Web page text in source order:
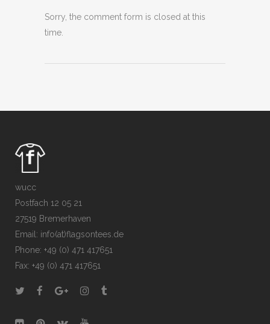
Sorry, the comment form is closed at this
time.
wucc
Postfach 12 05 21
27519 Bremerhaven
Email: info(at)flagsontees.de
Phone: +49 (0) 471 417651
Fax: +49 (0) 471 417651